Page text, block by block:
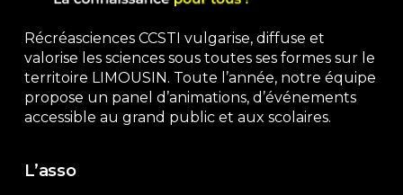
Récréasciences CCSTI vulgarise, diffuse et
valorise les sciences sous toutes ses formes sur le
territoire LIMOUSIN. Toute l’année, notre équipe
propose un panel d’animations, d’événements
accessible au grand public et aux scolaires.
L’asso